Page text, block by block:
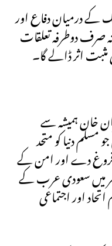
کے درمیان دفاع اور
صرف دوطرفہ تعلقات
اثر ڈالے گا۔
خان ہمیشہ سے
مسلم دنیا کو متحد
دے اور امن کے
میں سعودی عرب کے
اور اجتماعی